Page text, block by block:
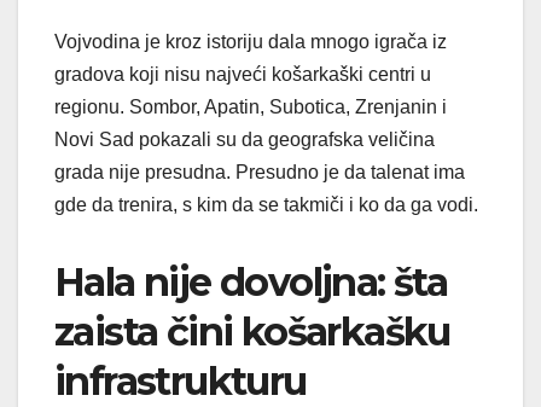
Vojvodina je kroz istoriju dala mnogo igrača iz
gradova koji nisu najveći košarkaški centri u
regionu. Sombor, Apatin, Subotica, Zrenjanin i
Novi Sad pokazali su da geografska veličina
grada nije presudna. Presudno je da talenat ima
gde da trenira, s kim da se takmiči i ko da ga vodi.
Hala nije dovoljna: šta
zaista čini košarkašku
infrastrukturu